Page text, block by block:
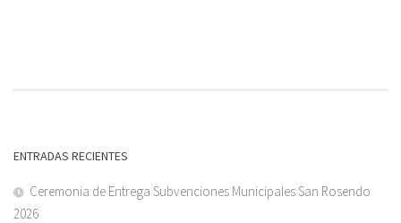
ENTRADAS RECIENTES
Ceremonia de Entrega Subvenciones Municipales San Rosendo
2026